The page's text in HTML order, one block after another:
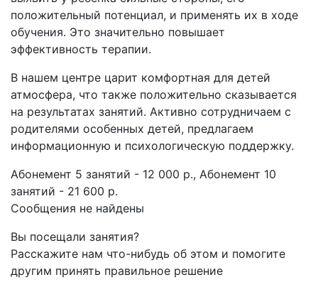
положительный потенциал, и применять их в ходе
обучения. Это значительно повышает
эффективность терапии.
В нашем центре царит комфортная для детей
атмосфера, что также положительно сказывается
на результатах занятий. Активно сотрудничаем с
родителями особенных детей, предлагаем
информационную и психологическую поддержку.
Абонемент 5 занятий - 12 000 р.,​ Абонемент 10
занятий - 21 600 р.
Сообщения не найдены
Вы посещали занятия?
Расскажите нам что-нибудь об этом и помогите
другим принять правильное решение